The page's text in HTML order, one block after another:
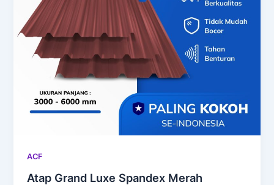
ACF
Atap Grand Luxe Spandex Merah